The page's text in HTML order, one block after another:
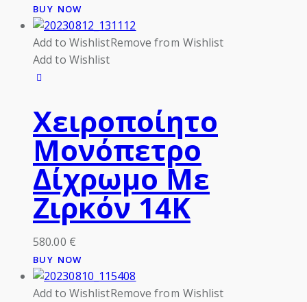
BUY NOW
Add to WishlistRemove from Wishlist
Add to Wishlist
Χειροποίητο
Μονόπετρο
Δίχρωμο Με
Ζιρκόν 14Κ
580.00 €
BUY NOW
Add to WishlistRemove from Wishlist